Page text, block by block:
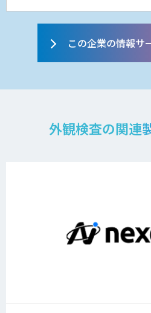
この企業の情報サ
外観検査の関連